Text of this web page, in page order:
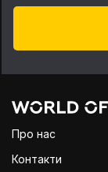
Про нас
Контакти